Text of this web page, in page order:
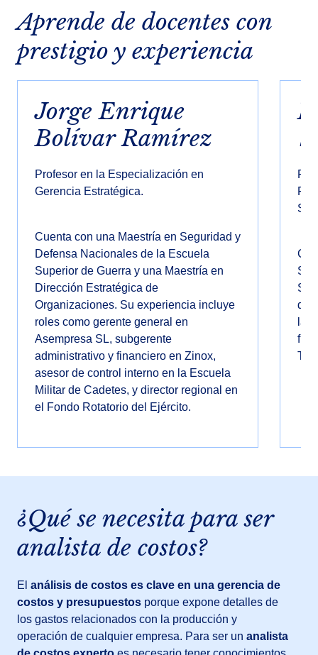
Aprende de docentes con
prestigio y experiencia
Jorge Enrique
Bolívar Ramírez
Profesor en la Especialización en
Gerencia Estratégica.
Cuenta con una Maestría en Seguridad y
Defensa Nacionales de la Escuela
Superior de Guerra y una Maestría en
Dirección Estratégica de
Organizaciones. Su experiencia incluye
roles como gerente general en
Asempresa SL, subgerente
administrativo y financiero en Zinox,
asesor de control interno en la Escuela
Militar de Cadetes, y director regional en
el Fondo Rotatorio del Ejército.
la
¿Qué se necesita para ser
analista de costos?
El análisis de costos es clave en una gerencia de
costos y presupuestos porque expone detalles de
los gastos relacionados con la producción y
operación de cualquier empresa. Para ser un analista